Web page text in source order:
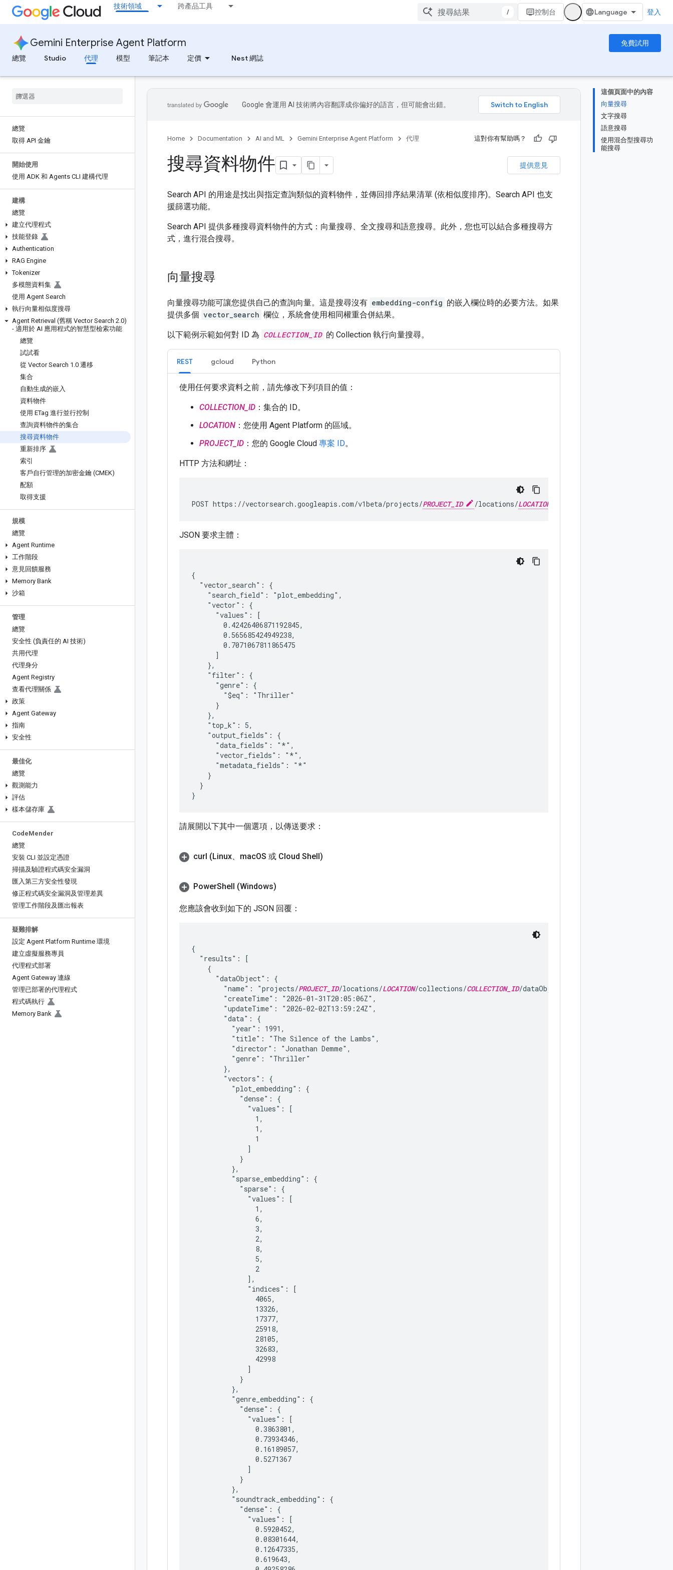
技術領域 跨產品工具
/ 控制台 登入
Gemini Enterprise Agent Platform
免費試用
總覽
Studio 代理 模型 筆記本 定價 Nest 網誌
總覽
取得 API 金鑰
開始使用
使用 ADK 和 Agents CLI 建構代理
建構
總覽
建立代理程式
技能登錄
Authentication
RAG Engine
Tokenizer
多模態資料集
使用 Agent Search
執行向量相似度搜尋
Agent Retrieval (舊稱 Vector Search 2.0)
- 適用於 AI 應用程式的智慧型檢索功能
總覽
試試看
從 Vector Search 1 .0 遷移
集合
自動生成的嵌入
資料物件
使用 ETag 進行並行控制
查詢資料物件的集合
搜尋資料物件
重新排序
索引
客戶自行管理的加密金鑰 (CMEK)
配額
取得支援
規模
總覽
Agent Runtime
工作階段
意見回饋服務
Memory Bank
沙箱
管理
總覽
安全性 (負責任的 AI 技術)
共用代理
代理身分
Agent Registry
查看代理關係
政策
Agent Gateway
指南
安全性
最佳化
總覽
觀測能力
評估
樣本儲存庫
CodeMender
總覽
安裝 CLI 並設定憑證
掃描及驗證程式碼安全漏洞
匯入第三方安全性發現
修正程式碼安全漏洞及管理差異
管理工作階段及匯出報表
疑難排解
設定 Agent Platform Runtime 環境
建立虛擬服務專員
代理程式部署
Agent Gateway 連線
管理已部署的代理程式
程式碼執行
Memory Bank
這個頁面中的內容
向量搜尋
文字搜尋
語意搜尋
使用混合型搜尋功
能搜尋
Google 會運用 AI 技術將內容翻譯成你偏好的語言，但可能會出錯。
Home Documentation AI and ML Gemini Enterprise Agent Platform 代理 這對你有幫助嗎？
提供意見
搜尋資料物件
Search API 的用途是找出與指定查詢類似的資料物件，並傳回排序結果清單 (依相似度排序)。Search API 也支
援篩選功能。
Search API 提供多種搜尋資料物件的方式：向量搜尋、全文搜尋和語意搜尋。此外，您也可以結合多種搜尋方
式，進行混合搜尋。
向量搜尋
向量搜尋功能可讓您提供自己的查詢向量。這是搜尋沒有 embedding-config 的嵌入欄位時的必要方法。如果
提供多個 vector_search 欄位，系統會使用相同權重合併結果。
以下範例示範如何對 ID 為 COLLECTION_ID 的 Collection 執行向量搜尋。
REST gcloud Python
使用任何要求資料之前，請先修改下列項目的值：
COLLECTION_ID ：集合的 ID。
LOCATION ：您使用 Agent Platform 的區域。
PROJECT_ID ：您的 Google Cloud 專案 ID。
HTTP 方法和網址：
POST https://vectorsearch.googleapis.com/v1beta/projects/PROJECT_ID /locations/LOCATION
JSON 要求主體：
{
  "vector_search": {
    "search_field": "plot_embedding",
    "vector": {
      "values": [
        0.42426406871192845,
        0.565685424949238,
        0.7071067811865475
      ]
    },
    "filter": {
      "genre": {
        "$eq": "Thriller"
      }
    },
    "top_k": 5,
    "output_fields": {
      "data_fields": "*",
      "vector_fields": "*",
      "metadata_fields": "*"
    }
  }
請展開以下其中一個選項，以傳送要求：
curl (Linux、macOS 或 Cloud Shell)
PowerShell (Windows)
您應該會收到如下的 JSON 回覆：
{
  "results": [
    {
      "dataObject": {
        "name": "projects/
PROJECT_ID/locations/LOCATION/collections/COLLECTION_ID/dataObjects/1",
        "createTime": "2026-01-31T20:05:06Z",
        "updateTime": "2026-02-02T13:59:24Z",
        "data": {
          "year": 1991,
          "title": "The Silence of the Lambs",
          "director": "Jonathan Demme",
          "genre": "Thriller"
        },
        "vectors": {
          "plot_embedding": {
            "dense": {
              "values": [
                1,
                1,
                1
              ]
            }
          },
          "sparse_embedding": {
            "sparse": {
              "values": [
                1,
                6,
                3,
                2,
                8,
                5,
                2
              ],
              "indices": [
                4065,
                13326,
                17377,
                25918,
                28105,
                32683,
                42998
              ]
            }
          },
          "genre_embedding": {
            "dense": {
              "values": [
                0.3863801,
                0.73934346,
                0.16189057,
                0.5271367
              ]
            }
          },
          "soundtrack_embedding": {
            "dense": {
              "values": [
                0.5920452,
                0.08301644,
                0.12647335,
                0.619643,